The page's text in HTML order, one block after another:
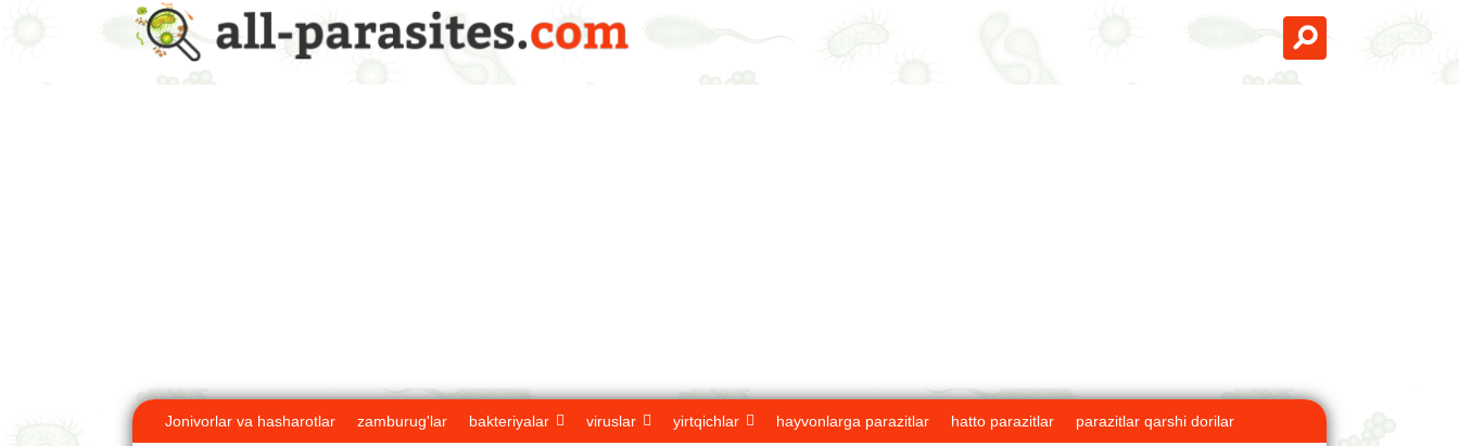
Jonivorlar va hasharotlar zamburug'lar bakteriyalar viruslar yirtqichlar hayvonlarga parazitlar hatto parazitlar parazitlar qarshi dorilar